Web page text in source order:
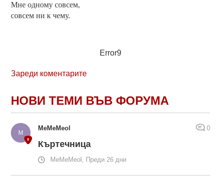
Мне одному совсем,
совсем ни к чему.
Error9
Зареди коментарите
НОВИ ТЕМИ ВЪВ ФОРУМА
MeMeMeol 0
Къртечница
MeMeMeol, Преди 26 дни